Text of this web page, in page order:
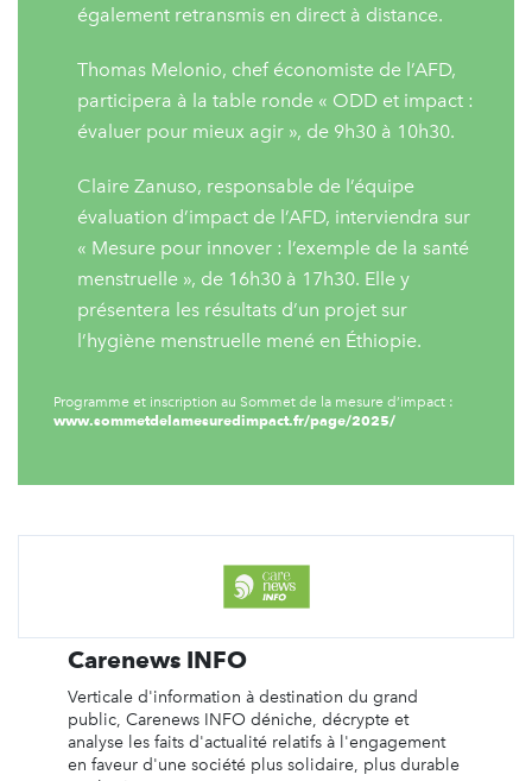
également retransmis en direct à distance.
Thomas Melonio, chef économiste de l’AFD,
participera à la table ronde « ODD et impact :
évaluer pour mieux agir », de 9h30 à 10h30.
Claire Zanuso, responsable de l’équipe
évaluation d’impact de l’AFD, interviendra sur
« Mesure pour innover : l’exemple de la santé
menstruelle », de 16h30 à 17h30. Elle y
présentera les résultats d’un projet sur
l’hygiène menstruelle mené en Éthiopie.
Programme et inscription au Sommet de la mesure d’impact :
www.sommetdelamesuredimpact.fr/page/2025/
Carenews INFO
Verticale d'information à destination du grand
public, Carenews INFO déniche, décrypte et
analyse les faits d'actualité relatifs à l'engagement
en faveur d'une société plus solidaire, plus durable